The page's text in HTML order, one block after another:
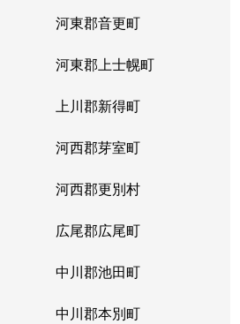
河東郡音更町
河東郡上士幌町
上川郡新得町
河西郡芽室町
河西郡更別村
広尾郡広尾町
中川郡池田町
中川郡本別町